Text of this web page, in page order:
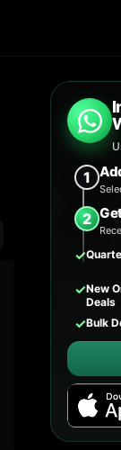
1
2
✓
✓New
Deals
✓Bulk